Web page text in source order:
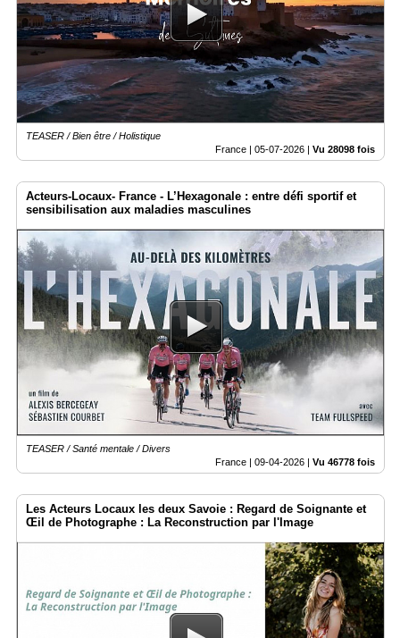
Vidéos
Médias
du
groupe
Blogs
Inscription
pro
éditeur
TEASER / Bien être / Holistique
France | 05-07-2026 Vu 28098 fois
Acteurs-Locaux- France - L’Hexagonale : entre défi sportif et
sensibilisation aux maladies masculines
TEASER / Santé mentale / Divers
France | 09-04-2026 | Vu 46778 fois
Les Acteurs Locaux les deux Savoie : Regard de Soignante et
Œil de Photographe : La Reconstruction par l'Image